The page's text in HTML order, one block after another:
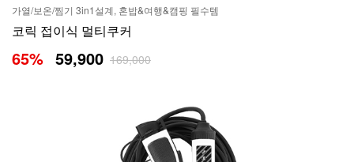
가열/보온/찜기 3in1설계, 혼밥&여행&캠핑 필수템
코릭 접이식 멀티쿠커
65% 59,900 169,000